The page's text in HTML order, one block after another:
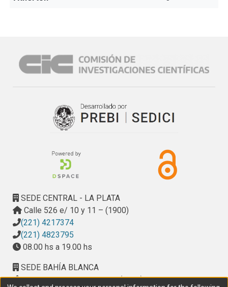
SEDE CENTRAL - LA PLATA
Calle 526 e/ 10 y 11 – (1900)
(221) 4217374
(221) 4823795
08.00 hs a 19.00 hs
SEDE BAHÍA BLANCA
Calle Ciudad de Cali 320 – (8000). Universidad